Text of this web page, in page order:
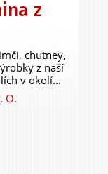
z
chutney,
z naší
v okolí...
O.